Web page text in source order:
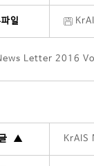
일
Letter 2016
글 ▲ KrAIS